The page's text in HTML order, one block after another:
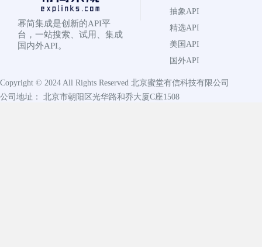
幂简集成是创新的API平
台，一站搜索、试用、集成
国内外API。
抽象API
精选API
美国API
国外API
Copyright © 2024 All Rights Reserved 北京蜜堂有信科技有限公司
公司地址： 北京市朝阳区光华路和乔大厦C座1508